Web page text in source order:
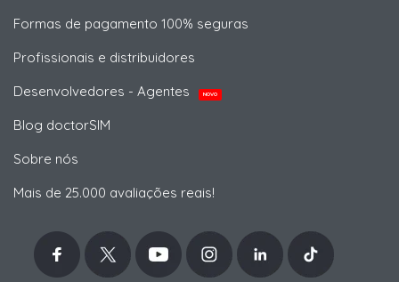
Formas de pagamento 100% seguras
Profissionais e distribuidores
Desenvolvedores - Agentes
NOVO
Blog doctorSIM
Sobre nós
Mais de 25.000 avaliações reais!